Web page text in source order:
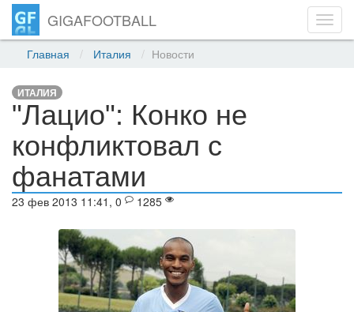
GIGAFOOTBALL
Главная Италия Новости
ИТАЛИЯ
"Лацио": Конко не
конфликтовал с
фанатами
23 фев 2013 11:41, 0 1285